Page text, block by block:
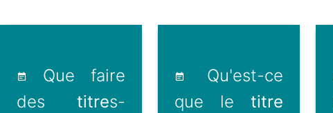
Que faire
destitres-
Qu'est-ce
que le titre